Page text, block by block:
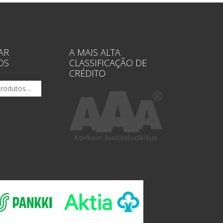
A MAIS ALTA
CLASSIFICAÇÃO DE
CRÉDITO